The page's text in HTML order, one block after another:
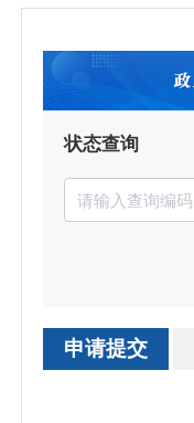
状态查询
申请提交